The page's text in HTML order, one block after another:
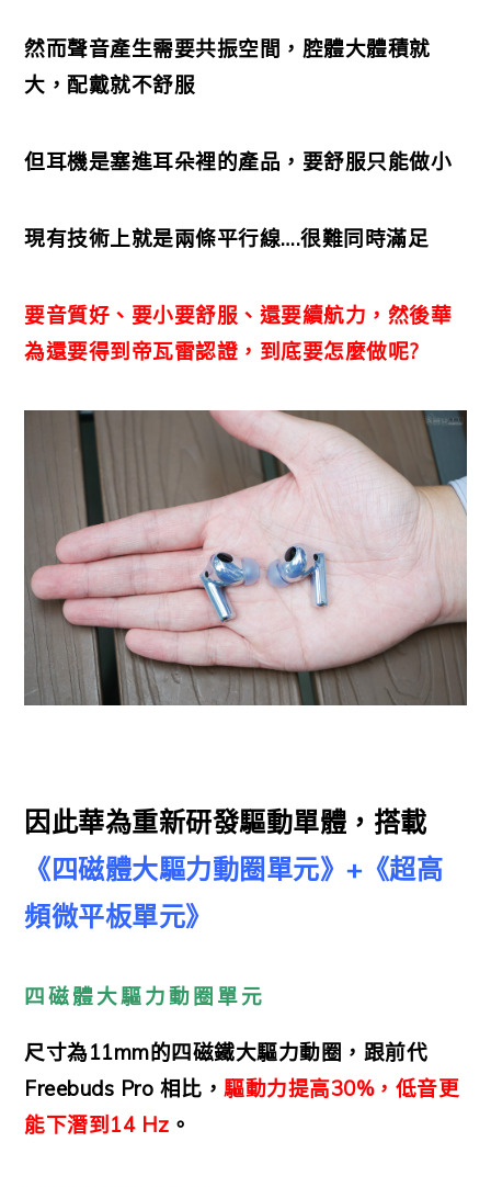
然而聲音產生需要共振空間，腔體大體積就
大，配戴就不舒服
但耳機是塞進耳朵裡的產品，要舒服只能做小
現有技術上就是兩條平行線….很難同時滿足
要音質好、要小要舒服、還要續航力，然後華
為還要得到帝瓦雷認證，到底要怎麼做呢?
因此華為重新研發驅動單體，搭載
《四磁體大驅力動圈單元》+《超高
頻微平板單元》
四磁體大驅力動圈單元
尺寸為11mm的四磁鐵大驅力動圈，跟前代
Freebuds Pro 相比，驅動力提高30%，低音更
能下潛到14 Hz 。